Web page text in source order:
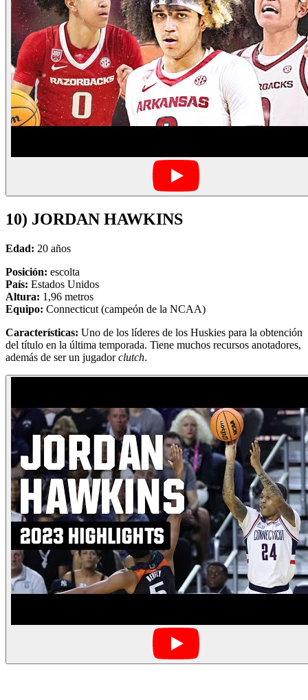
10) JORDAN HAWKINS
Edad: 20 años
Posición: escolta
País: Estados Unidos
Altura: 1,96 metros
Equipo: Connecticut (campeón de la NCAA)
Características: Uno de los líderes de los Huskies para la obtención
del título en la última temporada. Tiene muchos recursos anotadores,
además de ser un jugadorclutch.